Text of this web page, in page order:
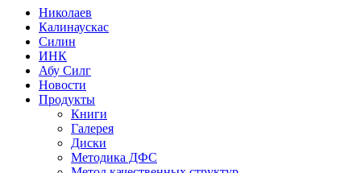
Николаев
Калинаускас
Силин
ИНК
Абу Силг
Новости
Продукты
Книги
Галерея
Диски
Методика ДФС